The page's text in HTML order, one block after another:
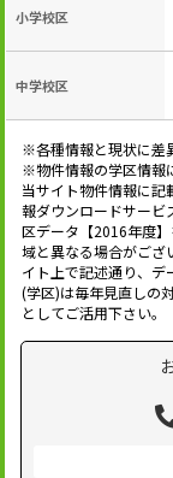
小学校区
中学校区
※各種情報と現状に差
※物件情報の学区情報
当サイト物件情報に記
報ダウンロードサービ
区データ【2016年度
域と異なる場合がござ
イト上で記述通り、デ
(学区)は毎年見直しの
としてご活用下さい。